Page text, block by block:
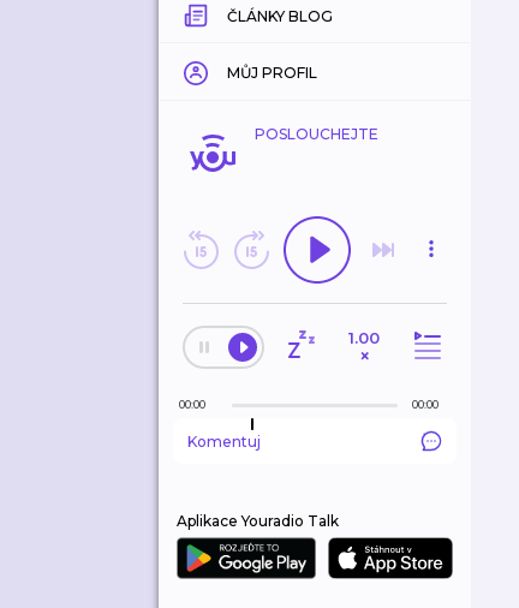
ČLÁNKY BLOG
MŮJ PROFIL
POSLOUCHEJTE
1.00
×
00:00 00:00
Komentuj
Aplikace Youradio Talk